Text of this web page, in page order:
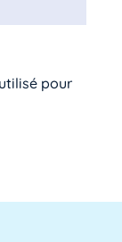
pour
[...]